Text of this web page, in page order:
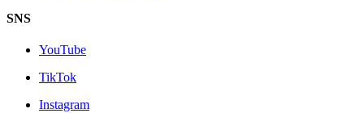
SNS
YouTube
TikTok
Instagram